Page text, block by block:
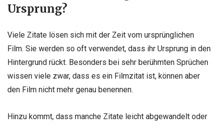
Ursprung?
Viele Zitate lösen sich mit der Zeit vom ursprünglichen
Film. Sie werden so oft verwendet, dass ihr Ursprung in den
Hintergrund rückt. Besonders bei sehr berühmten Sprüchen
wissen viele zwar, dass es ein Filmzitat ist, können aber
den Film nicht mehr genau benennen.
Hinzu kommt, dass manche Zitate leicht abgewandelt oder